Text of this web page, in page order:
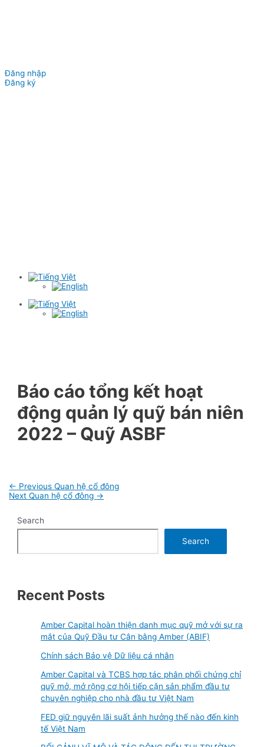
Đăng nhập
Đăng ký
Báo cáo tổng kết hoạt
động quản lý quỹ bán niên
2022 – Quỹ ASBF
Post
navigation
← Previous Quan hệ cổ đông
Next Quan hệ cổ đông →
Search
Search
Recent Posts
Amber Capital hoàn thiện danh mục quỹ mở với sự ra
mắt của Quỹ Đầu tư Cân bằng Amber (ABIF)
Chính sách Bảo vệ Dữ liệu cá nhân
Amber Capital và TCBS hợp tác phân phối chứng chỉ
quỹ mở, mở rộng cơ hội tiếp cận sản phẩm đầu tư
chuyên nghiệp cho nhà đầu tư Việt Nam
FED giữ nguyên lãi suất ảnh hưởng thế nào đến kinh
tế Việt Nam